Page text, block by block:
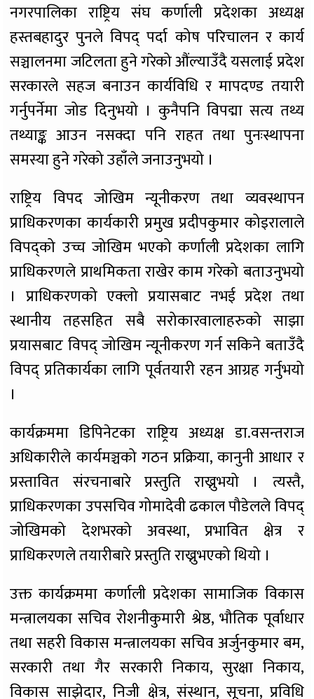
नगरपालिका राष्ट्रिय संघ कर्णाली प्रदेशका अध्यक्ष
हस्तबहादुर पुनले विपद् पर्दा कोष परिचालन र कार्य
सञ्चालनमा जटिलता हुने गरेको औंल्याउँदै यसलाई प्रदेश
सरकारले सहज बनाउन कार्यविधि र मापदण्ड तयारी
गर्नुपर्नेमा जोड दिनुभयो । कुनैपनि विपद्मा सत्य तथ्य
तथ्याङ्क आउन नसक्दा पनि राहत तथा पुनःस्थापना
समस्या हुने गरेको उहाँले जनाउनुभयो ।
राष्ट्रिय विपद जोखिम न्यूनीकरण तथा व्यवस्थापन
प्राधिकरणका कार्यकारी प्रमुख प्रदीपकुमार कोइरालाले
विपद्को उच्च जोखिम भएको कर्णाली प्रदेशका लागि
प्राधिकरणले प्राथमिकता राखेर काम गरेको बताउनुभयो
। प्राधिकरणको एक्लो प्रयासबाट नभई प्रदेश तथा
स्थानीय तहसहित सबै सरोकारवालाहरुको साझा
प्रयासबाट विपद् जोखिम न्यूनीकरण गर्न सकिने बताउँदै
विपद् प्रतिकार्यका लागि पूर्वतयारी रहन आग्रह गर्नुभयो
।
कार्यक्रममा डिपिनेटका राष्ट्रिय अध्यक्ष डा.वसन्तराज
अधिकारीले कार्यमञ्चको गठन प्रक्रिया, कानुनी आधार र
प्रस्तावित संरचनाबारे प्रस्तुति राख्नुभयो । त्यस्तै,
प्राधिकरणका उपसचिव गोमादेवी ढकाल पौडेलले विपद्
जोखिमको देशभरको अवस्था, प्रभावित क्षेत्र र
प्राधिकरणले तयारीबारे प्रस्तुति राख्नुभएको थियो ।
उक्त कार्यक्रममा कर्णाली प्रदेशका सामाजिक विकास
मन्त्रालयका सचिव रोशनीकुमारी श्रेष्ठ, भौतिक पूर्वाधार
तथा सहरी विकास मन्त्रालयका सचिव अर्जुनकुमार बम,
सरकारी तथा गैर सरकारी निकाय, सुरक्षा निकाय,
विकास साझेदार, निजी क्षेत्र, संस्थान, सूचना, प्रविधि